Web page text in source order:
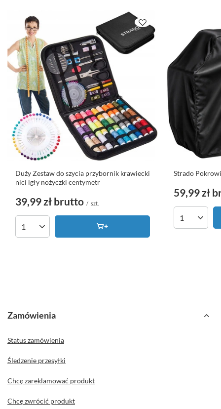
Duży Zestaw do szycia przybornik krawiecki
nici igły nożyczki centymetr
39,99 zł brutto / szt.
Ilość produktów
Strado
59,99 zł
Ilość
Zamówienia
Status zamówienia
Śledzenie przesyłki
Chcę zareklamować produkt
Chcę zwrócić produkt